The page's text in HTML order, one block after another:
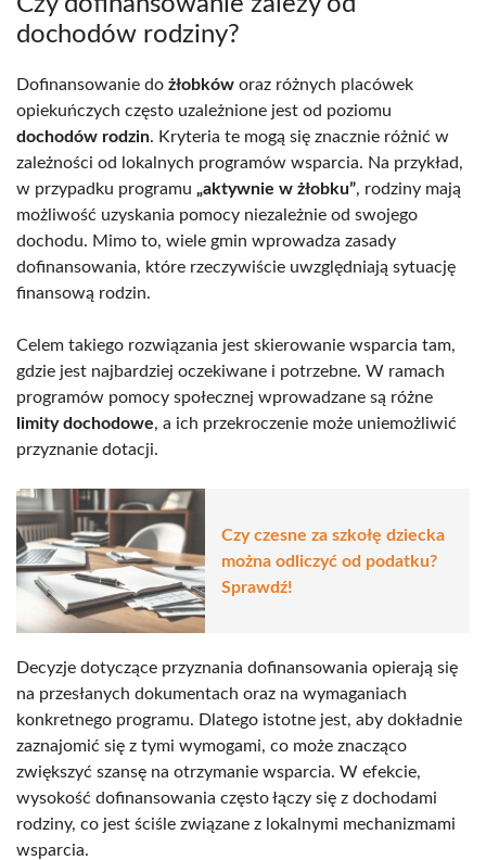
dochodów rodziny?
Dofinansowanie do żłobków oraz różnych placówek
opiekuńczych często uzależnione jest od poziomu
dochodów rodzin. Kryteria te mogą się znacznie różnić w
zależności od lokalnych programów wsparcia. Na przykład,
w przypadku programu „aktywnie w żłobku”, rodziny mają
możliwość uzyskania pomocy niezależnie od swojego
dochodu. Mimo to, wiele gmin wprowadza zasady
dofinansowania, które rzeczywiście uwzględniają sytuację
finansową rodzin.
Celem takiego rozwiązania jest skierowanie wsparcia tam,
gdzie jest najbardziej oczekiwane i potrzebne. W ramach
programów pomocy społecznej wprowadzane są różne
limity dochodowe, a ich przekroczenie może uniemożliwić
przyznanie dotacji.
Czy czesne za szkołę dziecka
można odliczyć od podatku?
Sprawdź!
Decyzje dotyczące przyznania dofinansowania opierają się
na przesłanych dokumentach oraz na wymaganiach
konkretnego programu. Dlatego istotne jest, aby dokładnie
zaznajomić się z tymi wymogami, co może znacząco
zwiększyć szansę na otrzymanie wsparcia. W efekcie,
wysokość dofinansowania często łączy się z dochodami
rodziny, co jest ściśle związane z lokalnymi mechanizmami
wsparcia.